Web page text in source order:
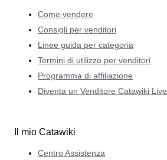
Come vendere
Consigli per venditori
Linee guida per categoria
Termini di utilizzo per venditori
Programma di affiliazione
Diventa un Venditore Catawiki Live
Il mio Catawiki
Centro Assistenza